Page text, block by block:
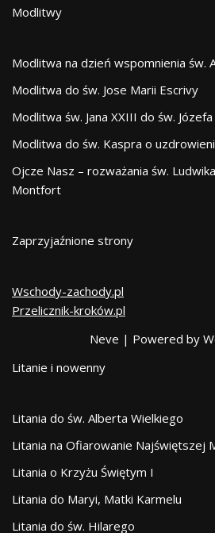
Modlitwy
Modlitwa na dzień wspomnienia św.
Modlitwa do św. Jose Marii Escrivy
Modlitwa św. Jana XXIII do św. Józefa
Modlitwa do św. Kaspra o
Ojcze Nasz – rozważania św.
Montfort
Zaprzyjaźnione strony
Wschody-zachody.pl
Przelicznik-kroków.pl
Neve | Powered by
Litanie i nowenny
Litania do św. Alberta Wielkiego
Litania na Ofiarowanie Najświętszej
Litania o Krzyżu Świętym I
Litania do Maryi, Matki Karmelu
Litania do św. Hilarego